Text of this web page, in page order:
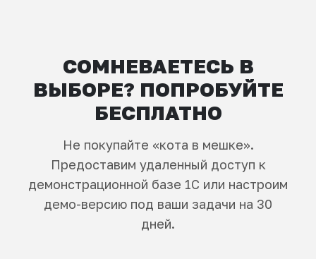
СОМНЕВАЕТЕСЬ В
ВЫБОРЕ? ПОПРОБУЙТЕ
БЕСПЛАТНО
Не покупайте «кота в мешке».
Предоставим удаленный доступ к
демонстрационной базе 1С или настроим
демо-версию под ваши задачи на 30
дней.